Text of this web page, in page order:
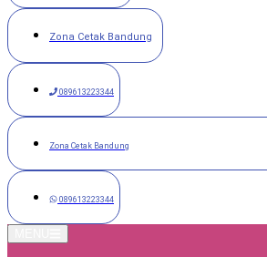
Zona Cetak Bandung
089613223344
Zona Cetak Bandung
089613223344